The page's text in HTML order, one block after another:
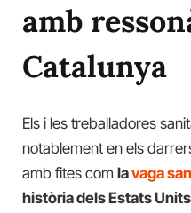
amb
Catalunya
Els i les treballadores
notablement en els
amb fites com lavaga
història dels Estats Units